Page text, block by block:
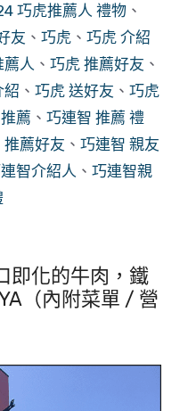
巧虎推薦人 禮物 、
友 、 巧虎 、 巧虎 介紹
薦人 、 巧虎 推薦好友 、
紹 、 巧虎 送好友 、 巧虎
薦 、 巧連智 推薦 禮
推薦好友 、 巧連智 親友
智介紹人 、 巧連智親
即化的牛肉，鐵
（內附菜單 / 營